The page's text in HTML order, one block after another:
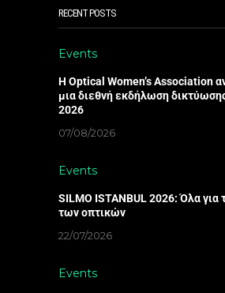
RECENT POSTS
Events
Η Optical Women’s Association
μια διεθνή εκδήλωση
2026
07/08/2026
Events
SILMO ISTANBUL 2026: Όλα για
των οπτικών
22/07/2026
Events